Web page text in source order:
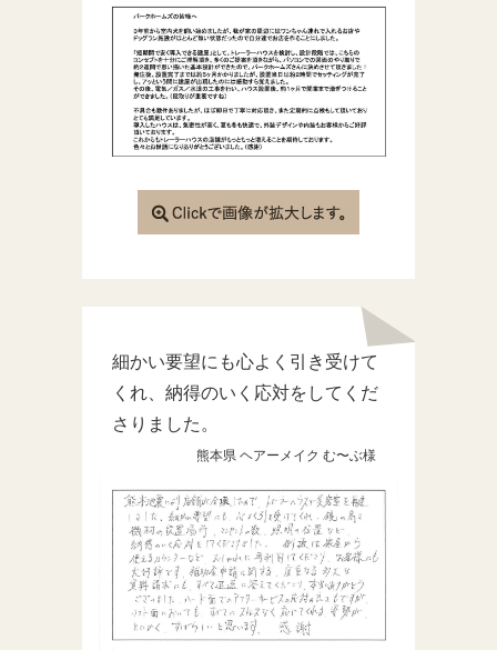
細かい要望にも心よく引き受けて
くれ、納得のいく応対をしてくだ
さりました。
熊本県 ヘアーメイク む〜ぶ様